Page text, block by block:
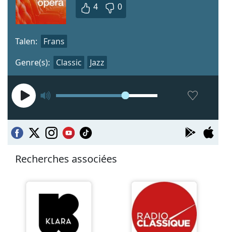
4 0
Genre(s): Classic Jazz
Talen: Frans
Recherches associées